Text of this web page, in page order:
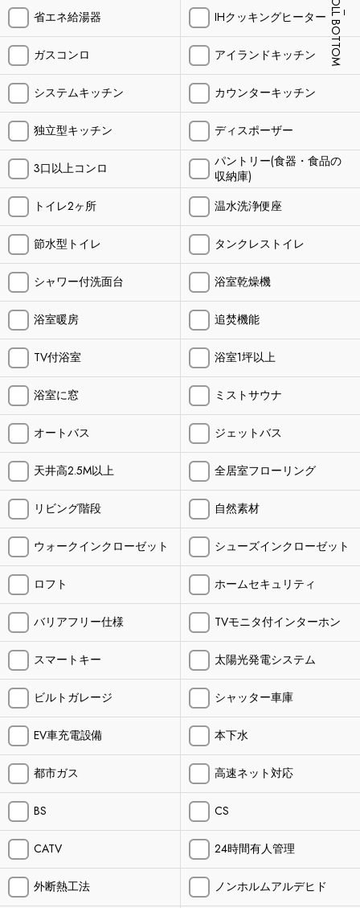
省エネ給湯器 IHクッキングヒーター
ガスコンロ アイランドキッチン
システムキッチン カウンターキッチン
独立型キッチン ディスポーザー
3口以上コンロ
パントリー(食器・食品の
収納庫)
トイレ2ヶ所
温水洗浄便座
節水型トイレ タンクレストイレ
シャワー付洗面台 浴室乾燥機
浴室暖房 追焚機能
TV付浴室 浴室1坪以上
浴室に窓 ミストサウナ
オートバス ジェットバス
天井高2.5M以上 全居室フローリング
リビング階段 自然素材
ウォークインクローゼット シューズインクローゼット
ロフト ホームセキュリティ
バリアフリー仕様 TVモニタ付インターホン
スマートキー 太陽光発電システム
ビルトガレージ シャッター車庫
EV車充電設備 本下水
都市ガス 高速ネット対応
BS CS
CATV 24時間有人管理
外断熱工法 ノンホルムアルデヒド
SCROLL BOTTOM